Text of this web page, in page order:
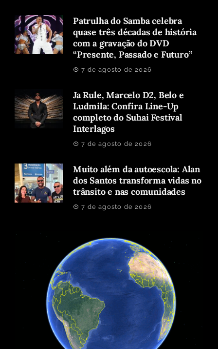
Patrulha do Samba celebra
quase três décadas de história
com a gravação do DVD
“Presente, Passado e Futuro”
7 de agosto de 2026
Ja Rule, Marcelo D2, Belo e
Ludmila: Confira Line-Up
completo do Suhai Festival
Interlagos
7 de agosto de 2026
Muito além da autoescola: Alan
dos Santos transforma vidas no
trânsito e nas comunidades
7 de agosto de 2026